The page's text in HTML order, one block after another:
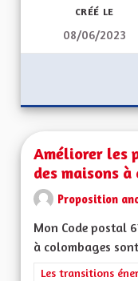
CRÉÉ LE
08/06/2023
Améliorer les
des maisons
Proposition
Mon Code postal
à colombages
Filtrer les
Les transitions